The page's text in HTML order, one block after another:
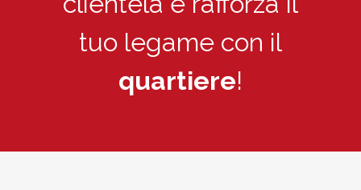
tuo legame con il
quartiere!